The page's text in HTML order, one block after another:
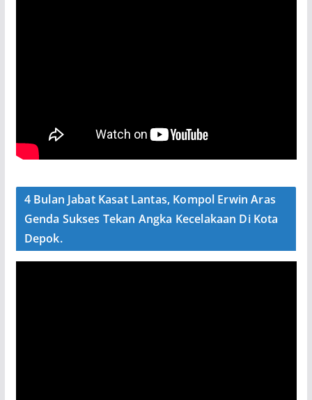
4 Bulan Jabat Kasat Lantas, Kompol Erwin Aras
Genda Sukses Tekan Angka Kecelakaan Di Kota
Depok.